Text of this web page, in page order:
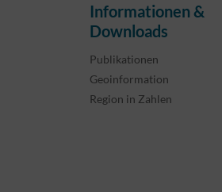
Informationen &
Downloads
Publikationen
Geoinformation
Region in Zahlen